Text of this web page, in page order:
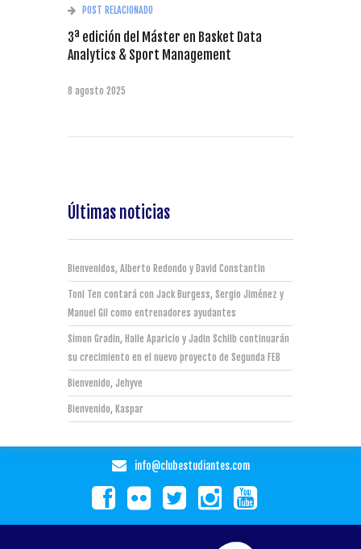
POST RELACIONADO
3ª edición del Máster en Basket Data
Analytics & Sport Management
8 agosto 2025
Últimas noticias
Bienvenidos, Alberto Redondo y David Constantin
Toni Ten contará con Jack Burgess, Sergio Jiménez y
Manuel Gil como entrenadores ayudantes
Simon Gradin, Haile Aparicio y Jadin Schilb continuarán
su crecimiento en el nuevo proyecto de Segunda FEB
Bienvenido, Jehyve
Bienvenido, Kaspar
info@clubestudiantes.com